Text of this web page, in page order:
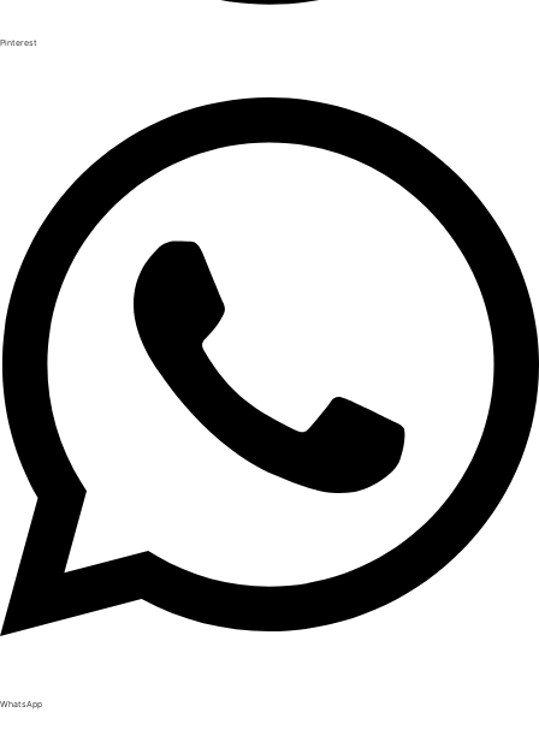
Pinterest
WhatsApp